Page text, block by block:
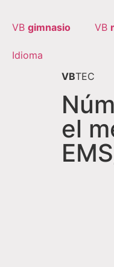
VB gimnasio VB
Idioma
VBTEC
el